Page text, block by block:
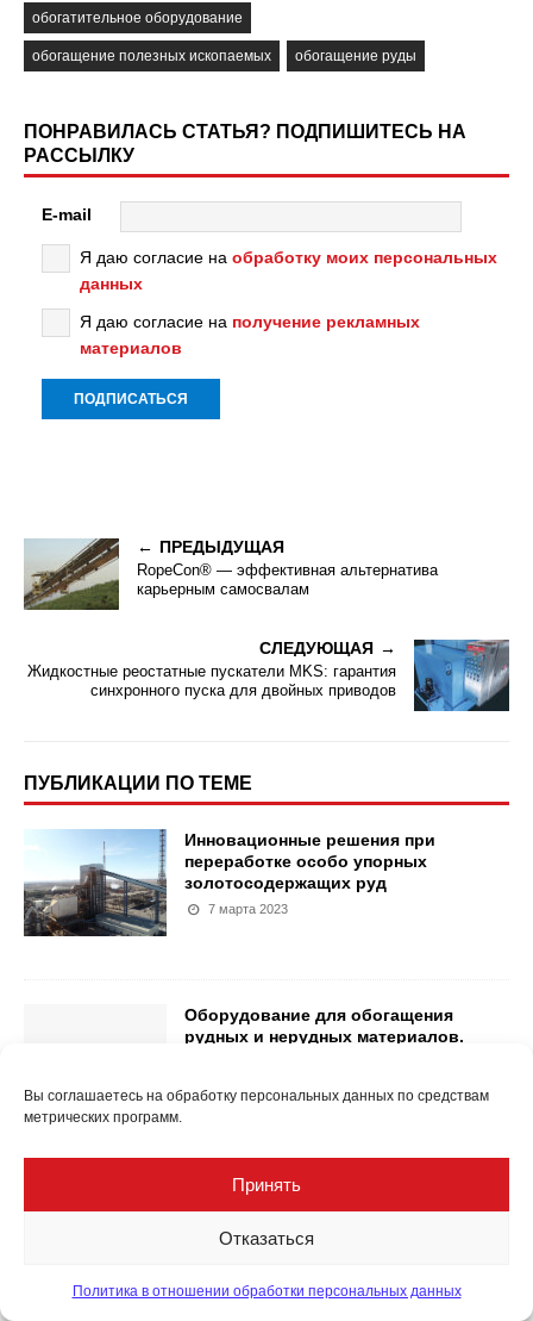
Вы соглашаетесь на обработку персональных данных по средствам
метрических программ.
Принять
Отказаться
Политика в отношении обработки персональных данных
обогатительное оборудование
обогащение полезных ископаемых обогащение руды
ПОНРАВИЛАСЬ СТАТЬЯ? ПОДПИШИТЕСЬ НА
РАССЫЛКУ
E-mail
Я даю согласие на обработку моих персональных
данных
Я даю согласие на получение рекламных
материалов
ПРЕДЫДУЩАЯ
RopeCon® — эффективная альтернатива
карьерным самосвалам
СЛЕДУЮЩАЯ
Жидкостные реостатные пускатели MKS: гарантия
синхронного пуска для двойных приводов
ПУБЛИКАЦИИ ПО ТЕМЕ
Инновационные решения при
переработке особо упорных
золотосодержащих руд
7 марта 2023
Оборудование для обогащения
рудных и нерудных материалов.
Геометаллургия: рудник-фабрика-
завод
16 марта 2023